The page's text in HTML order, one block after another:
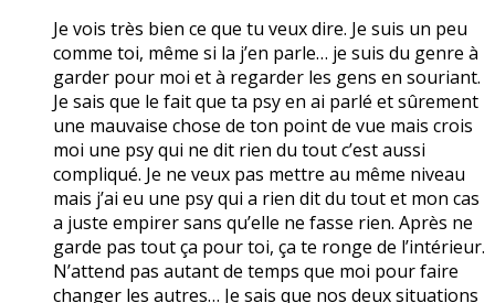
Je vois très bien ce que tu veux dire. Je suis un peu
comme toi, même si la j’en parle… je suis du genre à
garder pour moi et à regarder les gens en souriant.
Je sais que le fait que ta psy en ai parlé et sûrement
une mauvaise chose de ton point de vue mais crois
moi une psy qui ne dit rien du tout c’est aussi
compliqué. Je ne veux pas mettre au même niveau
mais j’ai eu une psy qui a rien dit du tout et mon cas
a juste empirer sans qu’elle ne fasse rien. Après ne
garde pas tout ça pour toi, ça te ronge de l’intérieur.
N’attend pas autant de temps que moi pour faire
changer les autres… Je sais que nos deux situations